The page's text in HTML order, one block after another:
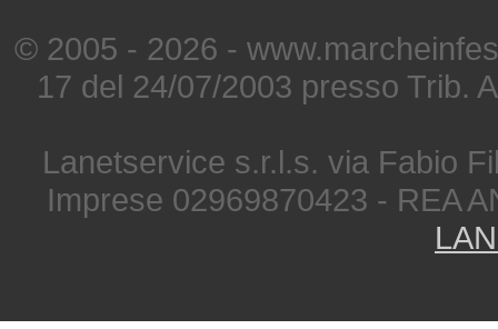
© 2005 - 2026 -
17 del 24/07/2003 presso Trib.
Lanetservice s.r.l.s. via Fabio
Imprese 02969870423 - REA